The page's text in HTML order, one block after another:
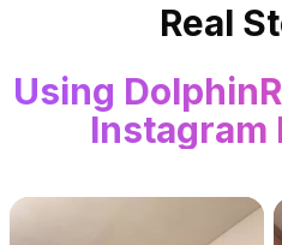
Real
Using
Instagram